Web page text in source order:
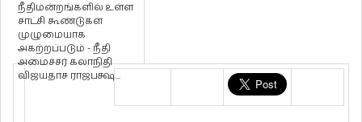
நீதிமன்றங்களில் உள்ள
சாட்சி கூண்டுகள்
முழுமையாக
அகற்றப்படும் - நீதி
அமைச்சர் கலாநிதி
விஜயதாச ராஜபக்ஷ...